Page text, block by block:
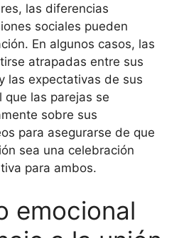
las diferencias
sociales pueden
En algunos casos, las
atrapadas entre sus
las expectativas de sus
que las parejas se
sobre sus
para asegurarse de que
sea una celebración
para ambos.
emocional